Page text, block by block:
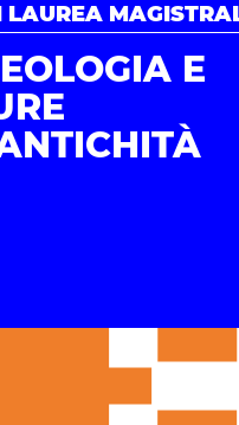
LAUREA
E